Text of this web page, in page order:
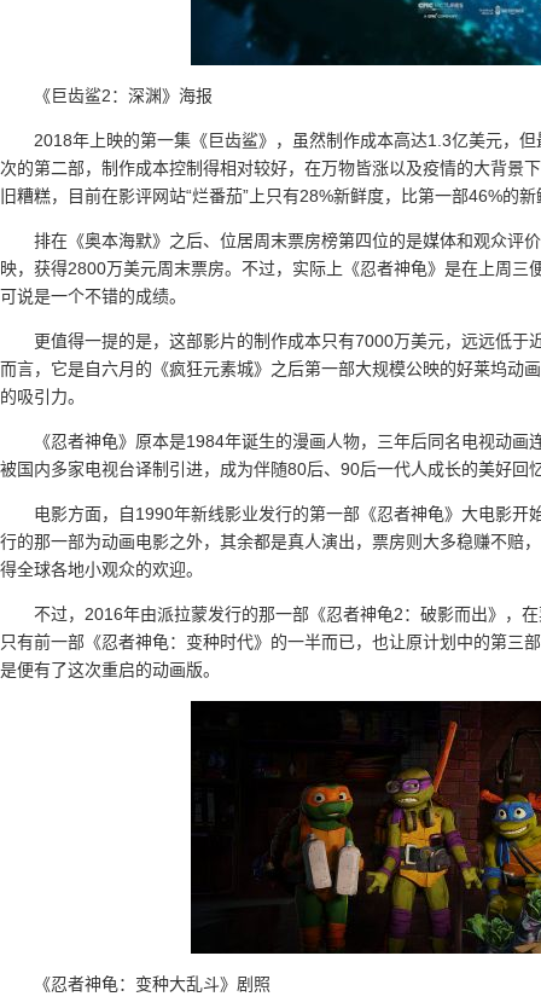
《巨齿鲨2：深渊》海报
2018年上映的第一集《巨齿鲨》，虽然制作成本高达1.3亿美元，
次的第二部，制作成本控制得相对较好，在万物皆涨以及疫情的大背景
旧糟糕，目前在影评网站“烂番茄”上只有28%新鲜度，比第一部46%的
排在《奥本海默》之后、位居周末票房榜第四位的是媒体和观众评
映，获得2800万美元周末票房。不过，实际上《忍者神龟》是在上周
可说是一个不错的成绩。
更值得一提的是，这部影片的制作成本只有7000万美元，远远低
而言，它是自六月的《疯狂元素城》之后第一部大规模公映的好莱坞动
的吸引力。
《忍者神龟》原本是1984年诞生的漫画人物，三年后同名电视动
被国内多家电视台译制引进，成为伴随80后、90后一代人成长的美好回
电影方面，自1990年新线影业发行的第一部《忍者神龟》大电影
行的那一部为动画电影之外，其余都是真人演出，票房则大多稳赚不赔
得全球各地小观众的欢迎。
不过，2016年由派拉蒙发行的那一部《忍者神龟2：破影而出》，
只有前一部《忍者神龟：变种时代》的一半而已，也让原计划中的第三
是便有了这次重启的动画版。
《忍者神龟：变种大乱斗》剧照